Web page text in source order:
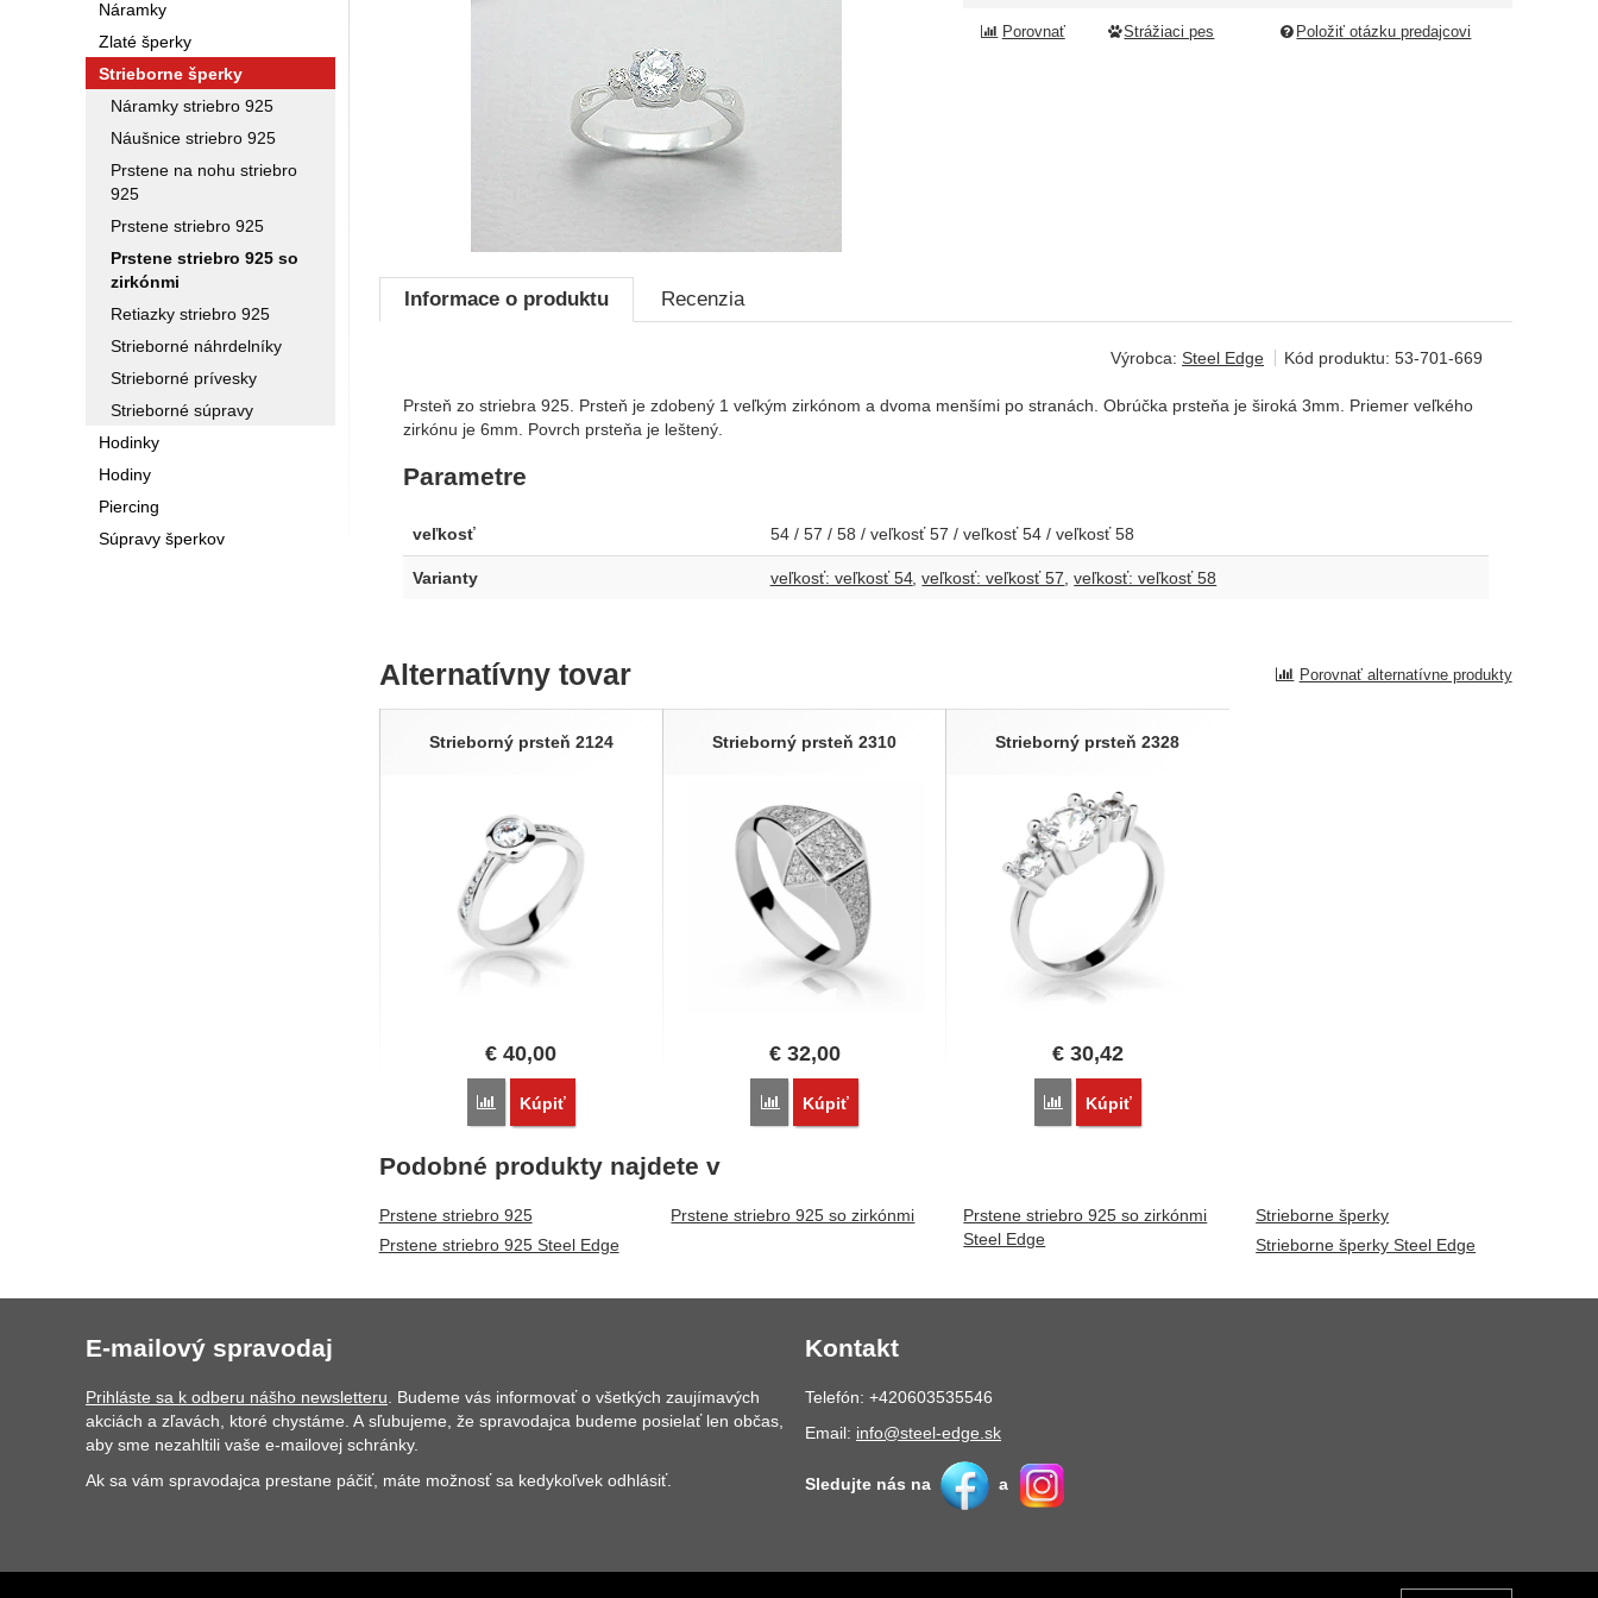
Porovnať Strážiaci pes Položiť otázku predajcovi
Informace o produktu Recenzia
Výrobca: Steel Edge Kód produktu: 53-701-669
Prsteň zo striebra 925. Prsteň je zdobený 1 veľkým zirkónom a dvoma menšími po stranách. Obrúčka prsteňa je široká 3mm. Priemer veľkého
zirkónu je 6mm. Povrch prsteňa je leštený.
Parametre
veľkosť 54 / 57 / 58 / veľkosť 57 / veľkosť 54 / veľkosť 58
Varianty veľkosť: veľkosť 54 veľkosť: veľkosť 57 veľkosť: veľkosť 58
Alternatívny tovar Porovnať alternatívne produkty
Strieborný prsteň 2124
€ 40,00
Porovnať
Kúpiť
Strieborný prsteň 2310
€32,00
Porovnať
Kúpiť
Strieborný prsteň 2328
€30,42
Porovnať
Kúpiť
Podobné produkty najdete v
Prstene striebro 925
Prstene striebro 925 Steel Edge
Prstene striebro 925 so zirkónmi
Prstene striebro 925 so zirkónmi
Steel Edge
Strieborne šperky
Strieborne šperky Steel Edge
Náramky
Zlaté šperky
Strieborne šperky
Náramky striebro 925
Náušnice striebro 925
Prstene na nohu striebro
925
Prstene striebro 925
Prstene striebro 925 so
zirkónmi
Retiazky striebro 925
Strieborné náhrdelníky
Strieborné prívesky
Strieborné súpravy
Hodinky
Hodiny
Piercing
Súpravy šperkov
E-mailový spravodaj
Prihláste sa k odberu nášho newsletteru . Budeme vás informovať o všetkých zaujímavých
akciách a zľavách, ktoré chystáme. A sľubujeme, že spravodajca budeme posielať len občas,
aby sme nezahltili vaše e-mailovej schránky.
Ak sa vám spravodajca prestane páčiť, máte možnosť sa kedykoľvek odhlásiť.
Kontakt
Telefón: +420603535546
Email: info@steel-edge.sk
Sledujte nás na a